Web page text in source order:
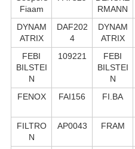
Fiaam
RMANN
DYNAM
ATRIX
DAF202
4
DYNAM
ATRIX
FEBI
BILSTEI
N
109221
FEBI
BILSTEI
N
FENOX FAI156 FI.BA
FILTRO
N
AP0043 FRAM